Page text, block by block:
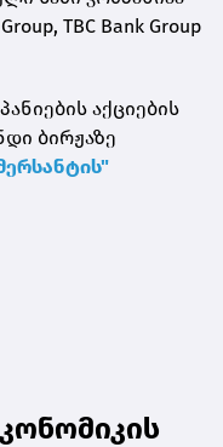
TBC Bank Group
აქციების
ბირჟაზე